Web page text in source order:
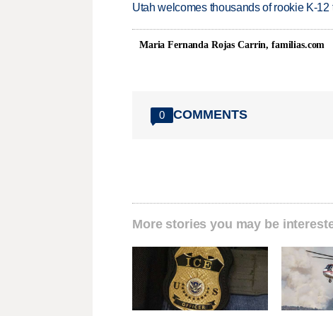
Utah welcomes thousands of rookie K-12
Maria Fernanda Rojas Carrin, familias.com
0 COMMENTS
More stories you may be